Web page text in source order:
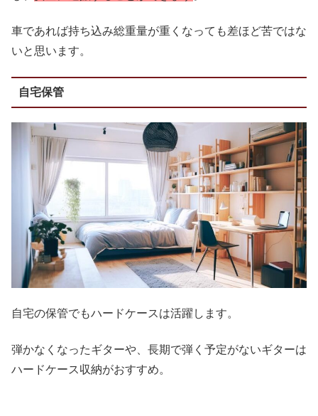
車であれば持ち込み総重量が重くなっても差ほど苦ではな
いと思います。
自宅保管
自宅の保管でもハードケースは活躍します。
弾かなくなったギターや、長期で弾く予定がないギターは
ハードケース収納がおすすめ。